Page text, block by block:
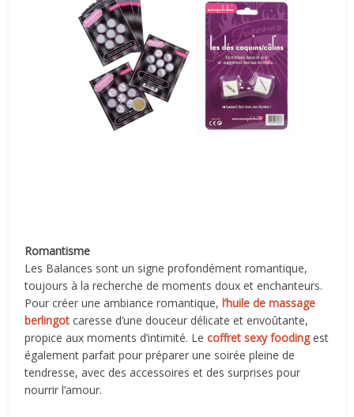
Romantisme
Les Balances sont un signe profondément romantique,
toujours à la recherche de moments doux et enchanteurs.
Pour créer une ambiance romantique, l’huile de massage
berlingot caresse d’une douceur délicate et envoûtante,
propice aux moments d’intimité. Lecoffret sexy foodingest
également parfait pour préparer une soirée pleine de
tendresse, avec des accessoires et des surprises pour
nourrir l’amour.